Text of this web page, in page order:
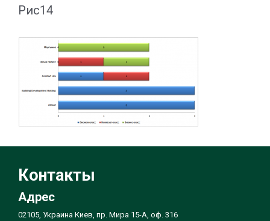
Рис14
Контакты
Адрес
02105, Украина Киев, пр. Мира 15-А, оф. 316